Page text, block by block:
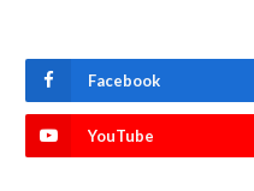
Facebook
YouTube